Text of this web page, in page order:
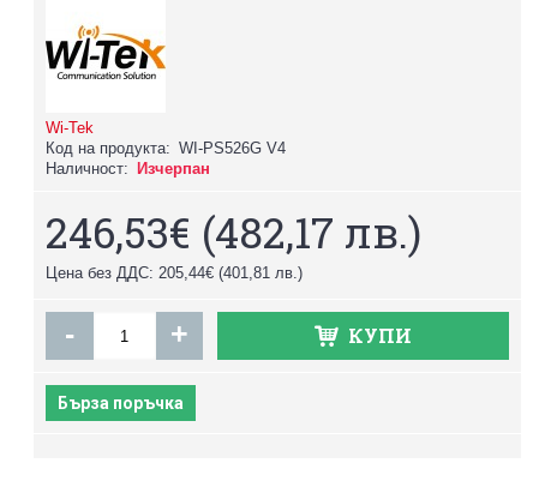
Wi-Tek
Код на продукта: WI-PS526G V4
Наличност:
Изчерпан
246,53€ (482,17 лв.)
Цена без ДДС: 205,44€ (401,81 лв.)
- + КУПИ
Бърза поръчка